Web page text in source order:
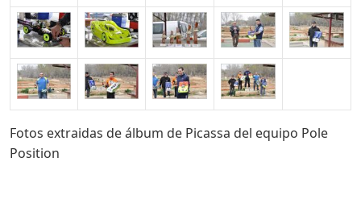
Fotos extraidas de álbum de Picassa del equipo Pole
Position